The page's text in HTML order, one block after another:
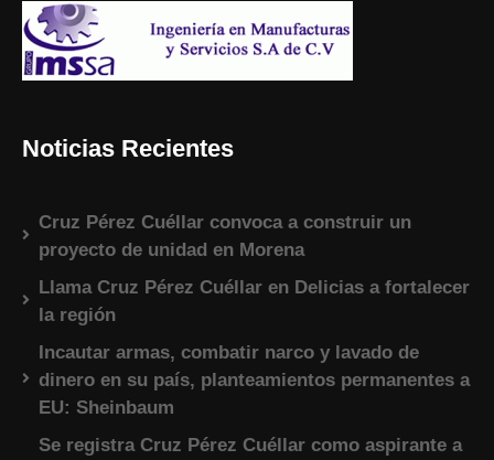
Noticias Recientes
Cruz Pérez Cuéllar convoca a construir un
proyecto de unidad en Morena
Llama Cruz Pérez Cuéllar en Delicias a fortalecer
la región
Incautar armas, combatir narco y lavado de
dinero en su país, planteamientos permanentes a
EU: Sheinbaum
Se registra Cruz Pérez Cuéllar como aspirante a